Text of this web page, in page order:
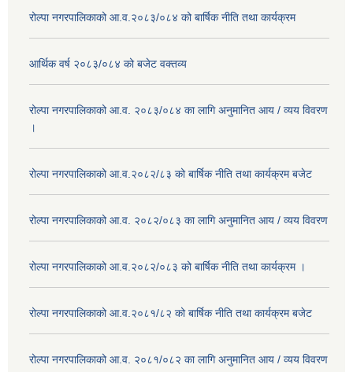
रोल्पा नगरपालिकाको आ.व.२०८३/०८४ को बार्षिक नीति तथा कार्यक्रम
आर्थिक वर्ष २०८३/०८४ को बजेट वक्तव्य
रोल्पा नगरपालिकाको आ.व. २०८३/०८४ का लागि अनुमानित आय / व्यय विवरण
।
रोल्पा नगरपालिकाको आ.व.२०८२/८३ को बार्षिक नीति तथा कार्यक्रम बजेट
रोल्पा नगरपालिकाको आ.व. २०८२/०८३ का लागि अनुमानित आय / व्यय विवरण
रोल्पा नगरपालिकाको आ.व.२०८२/०८३ को बार्षिक नीति तथा कार्यक्रम ।
रोल्पा नगरपालिकाको आ.व.२०८१/८२ को बार्षिक नीति तथा कार्यक्रम बजेट
रोल्पा नगरपालिकाको आ.व. २०८१/०८२ का लागि अनुमानित आय / व्यय विवरण